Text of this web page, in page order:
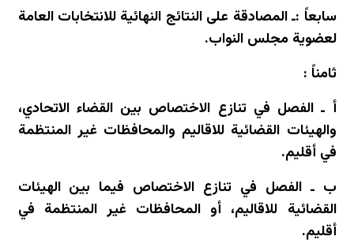
سابعاً :ـ المصادقة على النتائج النهائية للانتخابات العامة
لعضوية مجلس النواب.
ثامناً :
أ ـ الفصل في تنازع الاختصاص بين القضاء الاتحادي،
والهيئات القضائية للاقاليم والمحافظات غير المنتظمة
في أقليم.
ب ـ الفصل في تنازع الاختصاص فيما بين الهيئات
القضائية للاقاليم، أو المحافظات غير المنتظمة في
أقليم.